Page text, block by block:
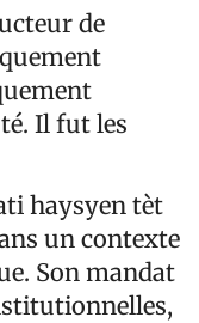
de
Il fut les
haysyen tèt
un contexte
Son mandat